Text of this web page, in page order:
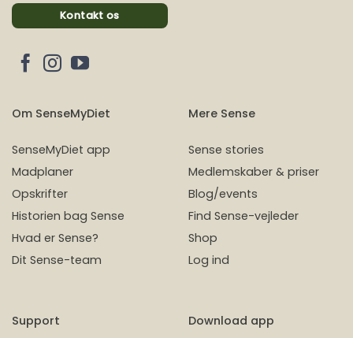
Kontakt os
Om SenseMyDiet
SenseMyDiet app
Madplaner
Opskrifter
Historien bag Sense
Hvad er Sense?
Dit Sense-team
Mere Sense
Sense stories
Medlemskaber & priser
Blog/events
Find Sense-vejleder
Shop
Log ind
Support Download app